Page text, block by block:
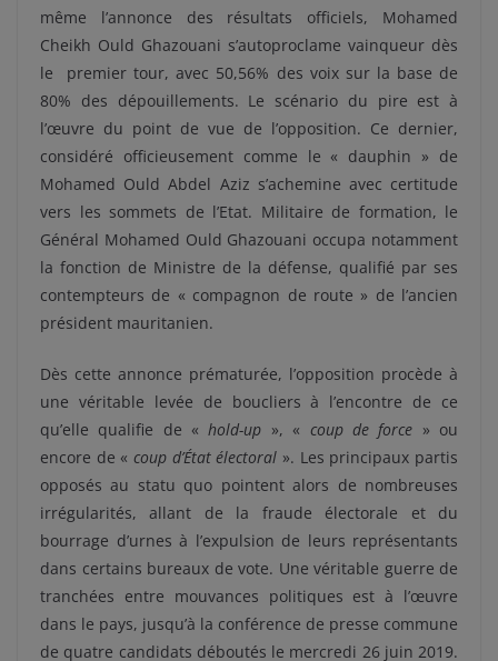
même l’annonce des résultats officiels, Mohamed
Cheikh Ould Ghazouani s’autoproclame vainqueur dès
le premier tour, avec 50,56% des voix sur la base de
80% des dépouillements. Le scénario du pire est à
l’œuvre du point de vue de l’opposition. Ce dernier,
considéré officieusement comme le « dauphin » de
Mohamed Ould Abdel Aziz s’achemine avec certitude
vers les sommets de l’Etat. Militaire de formation, le
Général Mohamed Ould Ghazouani occupa notamment
la fonction de Ministre de la défense, qualifié par ses
contempteurs de « compagnon de route » de l’ancien
président mauritanien.
Dès cette annonce prématurée, l’opposition procède à
une véritable levée de boucliers à l’encontre de ce
qu’elle qualifie de «hold-up », « coup de force » ou
encore de « coup d’État électoral ». Les principaux partis
opposés au statu quo pointent alors de nombreuses
irrégularités, allant de la fraude électorale et du
bourrage d’urnes à l’expulsion de leurs représentants
dans certains bureaux de vote. Une véritable guerre de
tranchées entre mouvances politiques est à l’œuvre
dans le pays, jusqu’à la conférence de presse commune
de quatre candidats déboutés le mercredi 26 juin 2019.